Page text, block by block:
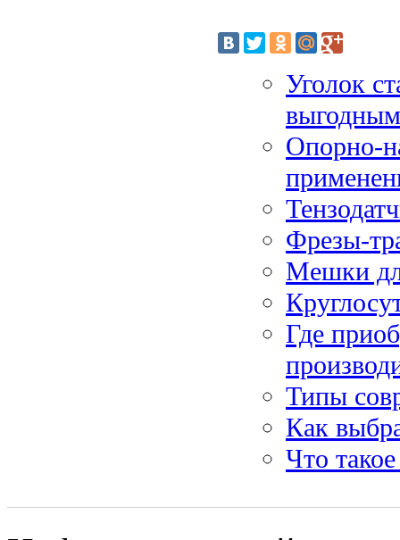
Уголок
Опорно-
Фрезы-
Мешки
Где
Типы
Как
Что